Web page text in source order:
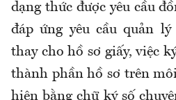
dạng thức được yêu cầu
đáp ứng yêu cầu quản
thay cho hồ sơ giấy, việc
thành phần hồ sơ trên
hiện bằng chữ ký số